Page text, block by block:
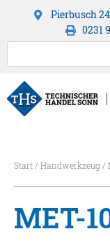
Pierbusch
0231
Start/ Handwerkzeug/
MET-